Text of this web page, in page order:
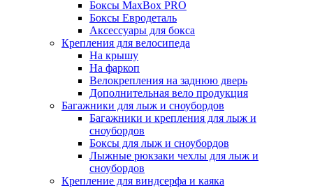
Боксы MaxBox PRO
Боксы Евродеталь
Аксессуары для бокса
Крепления для велосипеда
На крышу
На фаркоп
Велокрепления на заднюю дверь
Дополнительная вело продукция
Багажники для лыж и сноубордов
Багажники и крепления для лыж и
сноубордов
Боксы для лыж и сноубордов
Лыжные рюкзаки чехлы для лыж и
сноубордов
Крепление для виндсерфа и каяка